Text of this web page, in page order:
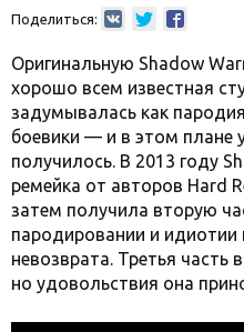
Поделиться:
Оригинальную Shadow
хорошо всем известная
задумывалась как
боевики — и в этом плане
получилось. В 2013 году
ремейка от авторов Hard
затем получила вторую
пародировании и идиотии
невозврата. Третья
но удовольствия она